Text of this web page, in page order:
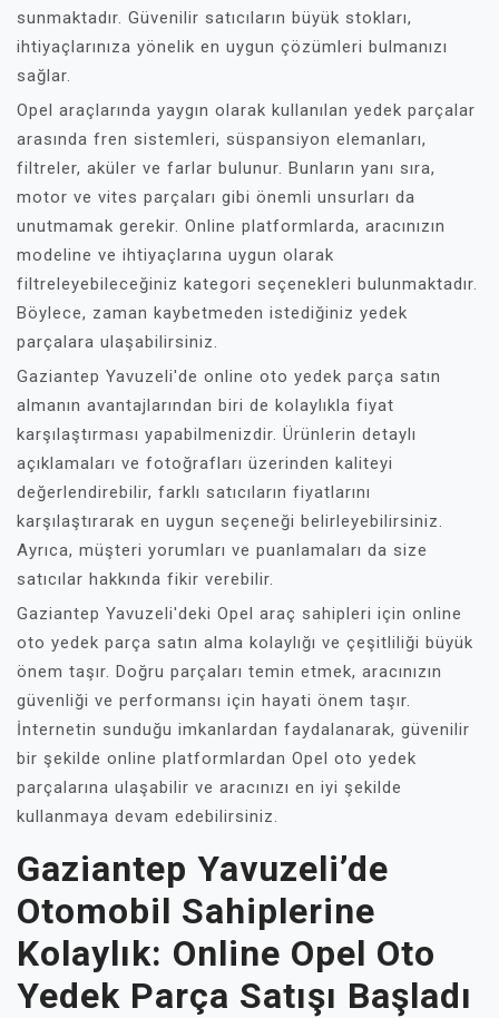
sunmaktadır. Güvenilir satıcıların büyük stokları,
ihtiyaçlarınıza yönelik en uygun çözümleri bulmanızı
sağlar.
Opel araçlarında yaygın olarak kullanılan yedek parçalar
arasında fren sistemleri, süspansiyon elemanları,
filtreler, aküler ve farlar bulunur. Bunların yanı sıra,
motor ve vites parçaları gibi önemli unsurları da
unutmamak gerekir. Online platformlarda, aracınızın
modeline ve ihtiyaçlarına uygun olarak
filtreleyebileceğiniz kategori seçenekleri bulunmaktadır.
Böylece, zaman kaybetmeden istediğiniz yedek
parçalara ulaşabilirsiniz.
Gaziantep Yavuzeli'de online oto yedek parça satın
almanın avantajlarından biri de kolaylıkla fiyat
karşılaştırması yapabilmenizdir. Ürünlerin detaylı
açıklamaları ve fotoğrafları üzerinden kaliteyi
değerlendirebilir, farklı satıcıların fiyatlarını
karşılaştırarak en uygun seçeneği belirleyebilirsiniz.
Ayrıca, müşteri yorumları ve puanlamaları da size
satıcılar hakkında fikir verebilir.
Gaziantep Yavuzeli'deki Opel araç sahipleri için online
oto yedek parça satın alma kolaylığı ve çeşitliliği büyük
önem taşır. Doğru parçaları temin etmek, aracınızın
güvenliği ve performansı için hayati önem taşır.
İnternetin sunduğu imkanlardan faydalanarak, güvenilir
bir şekilde online platformlardan Opel oto yedek
parçalarına ulaşabilir ve aracınızı en iyi şekilde
kullanmaya devam edebilirsiniz.
Gaziantep Yavuzeli’de
Otomobil Sahiplerine
Kolaylık: Online Opel Oto
Yedek Parça Satışı Başladı